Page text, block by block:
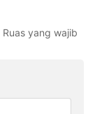
Ruas yang wajib